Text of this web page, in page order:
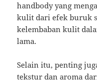
handbody yang
kulit dari efek buruk
kelembaban kulit
lama.
Selain itu, penting
tekstur dan aroma